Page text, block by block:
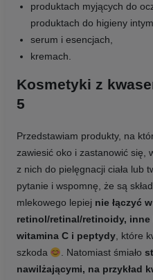
produktach myjących do
produktach do higieny
serum i esencjach,
kremach.
Kosmetyki z
5
Przedstawiam produkty, na
zawiesić oko i zastanowić się,
z nich do pielęgnacji ciała lub
pytanie i wspomnę, że są
mlekowego lepiej nie łączyć
retinol/retinal/retinoidy, inne
witamina C i peptydy, które
szkoda
. Natomiast śmiało
nawilżającymi, na przykład